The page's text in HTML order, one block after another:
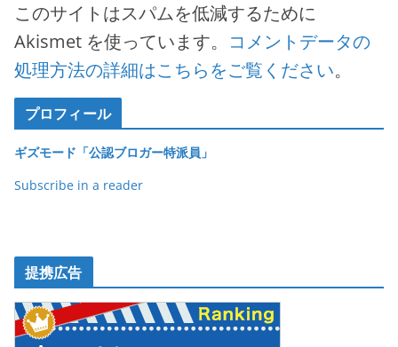
このサイトはスパムを低減するために
Akismet を使っています。 コメントデータの
処理方法の詳細はこちらをご覧ください。
プロフィール
ギズモード「公認ブロガー特派員」
Subscribe in a reader
提携広告